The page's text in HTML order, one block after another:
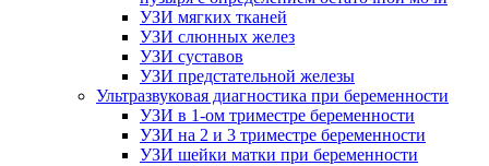
УЗИ мягких тканей
УЗИ слюнных желез
УЗИ суставов
УЗИ предстательной железы
Ультразвуковая диагностика при беременности
УЗИ в 1-ом триместре беременности
УЗИ на 2 и 3 триместре беременности
УЗИ шейки матки при беременности